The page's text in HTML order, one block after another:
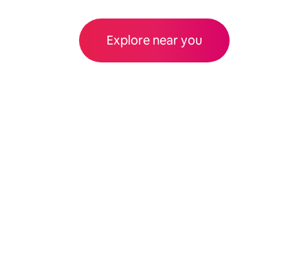
Explore near you